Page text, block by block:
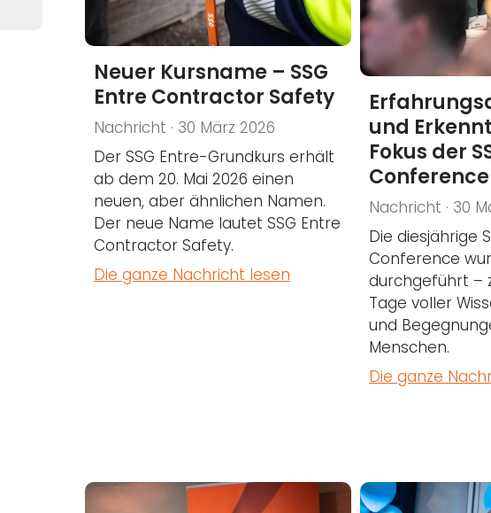
Neuer Kursname – SSG
Entre Contractor Safety
Nachricht · 30 März 2026
Der SSG Entre-Grundkurs erhält
ab dem 20. Mai 2026 einen
neuen, aber ähnlichen Namen.
Der neue Name lautet SSG Entre
Contractor Safety.
Die ganze Nachricht lesen
und
Fokus der
Conference
Nachricht · 30
Die diesjährige
Conference
durchgeführt –
Tage voller
und
Menschen.
Die ganze